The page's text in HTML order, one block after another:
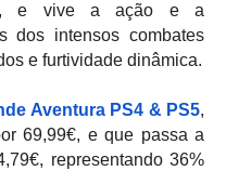
e vive a ação e a
dos intensos combates
e furtividade dinâmica.
Aventura PS4 & PS5,
69,99€, e que passa a
representando 36%